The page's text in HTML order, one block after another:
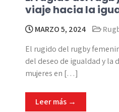
viaje hacia la
MARZO 5, 2024
El rugido del rugby
del deseo de igualdad y la
mujeres en […]
Leer más →